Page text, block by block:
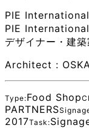
PIE International
PIE International
デザイナー・建
Architect :
Type:Food Shop
PARTNERS
2017Task: